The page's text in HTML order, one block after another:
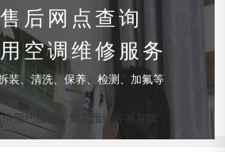
后网点查询
空调维修服务
装、清洗、保养、检测、加氟等
预约服务，如需预约客服直拨：